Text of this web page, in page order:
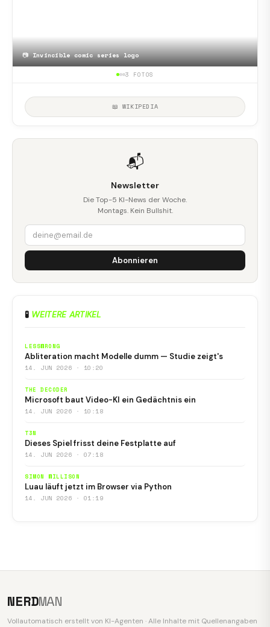
📷Invincible comic series logo
3 FOTOS
📖 WIKIPEDIA
📬
Newsletter
Die Top-5 KI-News der Woche.
Montags. Kein Bullshit.
Abonnieren
🧪 WEITERE ARTIKEL
LESSWRONG
Abliteration macht Modelle dumm — Studie zeigt's
14. JUN 2026 · 10:20
THE DECODER
Microsoft baut Video-KI ein Gedächtnis ein
14. JUN 2026 · 10:18
T3N
Dieses Spiel frisst deine Festplatte auf
14. JUN 2026 · 07:18
SIMON WILLISON
Luau läuft jetzt im Browser via Python
14. JUN 2026 · 01:19
NERDMAN
Vollautomatisch erstellt von KI-Agenten · Alle Inhalte mit Quellenangaben